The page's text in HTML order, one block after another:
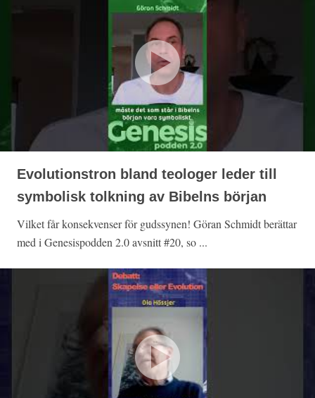
Evolutionstron bland teologer leder till
symbolisk tolkning av Bibelns början
Vilket får konsekvenser för gudssynen! Göran Schmidt berättar
med i Genesispodden 2.0 avsnitt #20, so ...